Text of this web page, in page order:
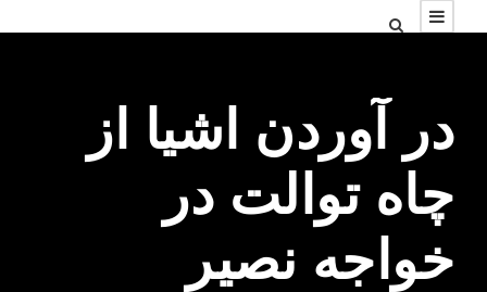
در آوردن اشیا از
چاه توالت در
خواجه نصیر